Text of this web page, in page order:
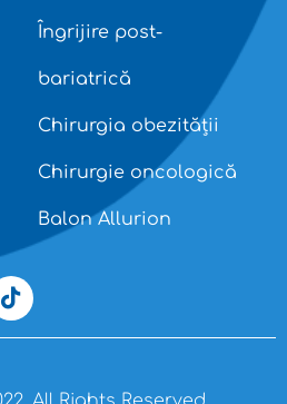
Îngrijire post-
bariatrică
Chirurgia obezității
Chirurgie oncologică
Balon Allurion